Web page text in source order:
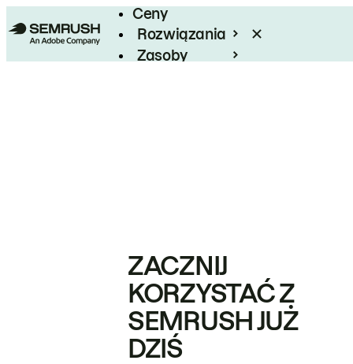
Ceny
Rozwiązania
Zasoby
ZACZNIJ
KORZYSTAĆ Z
SEMRUSH JUŻ
DZIŚ